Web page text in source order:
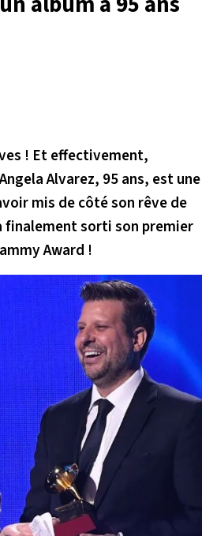
! Et effectivement,
Alvarez, 95 ans, est une
mis de côté son rêve de
finalement sorti son premier
Award !